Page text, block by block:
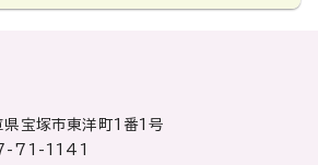
塚市東洋町1番1号
71-1141